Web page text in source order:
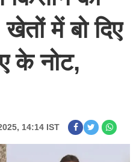
में बो दिए
के नोट,
14:14 IST